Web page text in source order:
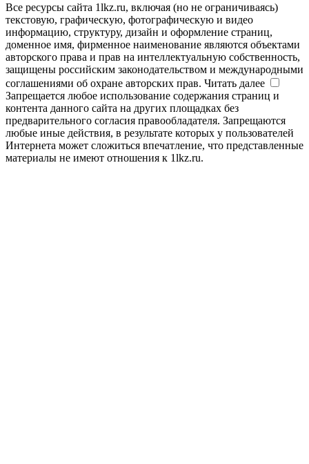
Все ресурсы сайта 1lkz.ru, включая (но не ограничиваясь)
текстовую, графическую, фотографическую и видео
информацию, структуру, дизайн и оформление страниц,
доменное имя, фирменное наименование являются объектами
авторского права и прав на интеллектуальную собственность,
защищены российским законодательством и международными
соглашениями об охране авторских прав. Читать далее
Запрещается любое использование содержания страниц и
контента данного сайта на других площадках без
предварительного согласия правообладателя. Запрещаются
любые иные действия, в результате которых у пользователей
Интернета может сложиться впечатление, что представленные
материалы не имеют отношения к 1lkz.ru.